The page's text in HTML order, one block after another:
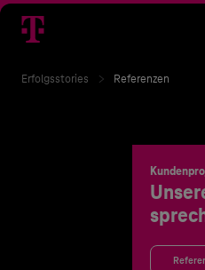
Erfolgsstories Referenzen